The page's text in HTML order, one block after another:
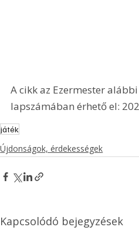
A cikk az Ezermester
lapszámában érhető el:
játék
Újdonságok, érdekességek
Kapcsolódó bejegyzések